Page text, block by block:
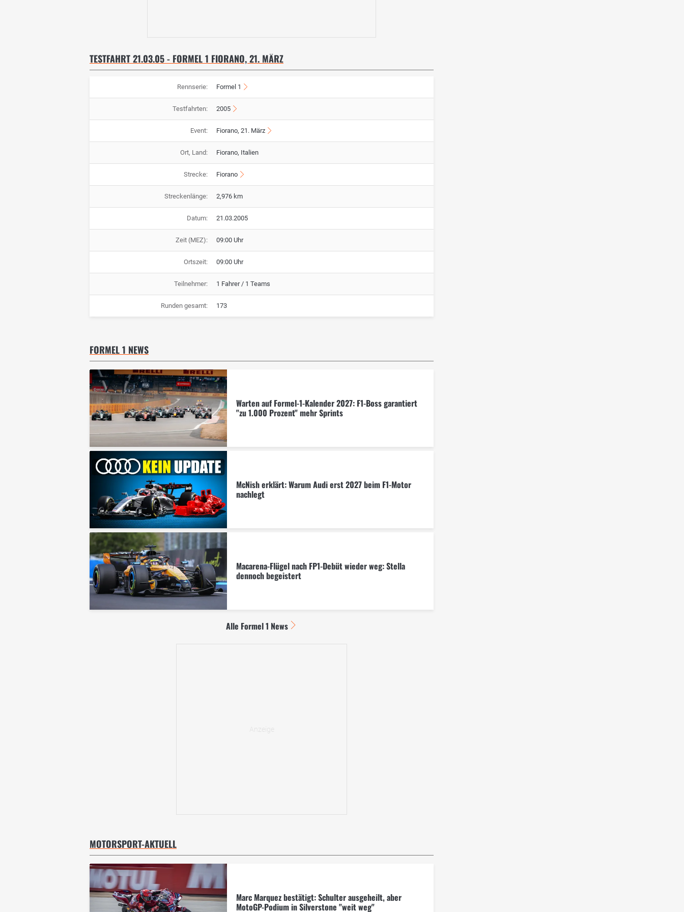
TESTFAHRT 21.03.05 - FORMEL 1 FIORANO, 21. MÄRZ
Rennserie: Formel 1
Testfahrten: 2005
Event: Fiorano, 21. März
Ort, Land: Fiorano, Italien
Strecke: Fiorano
Streckenlänge: 2,976 km
Datum: 21.03.2005
Zeit (MEZ): 09:00 Uhr
Ortszeit: 09:00 Uhr
Teilnehmer: 1 Fahrer / 1 Teams
Runden gesamt: 173
FORMEL 1 NEWS
Warten auf Formel-1-Kalender 2027: F1-Boss garantiert
"zu 1.000 Prozent" mehr Sprints
McNish erklärt: Warum Audi erst 2027 beim F1-Motor
nachlegt
Macarena-Flügel nach FP1-Debüt wieder weg: Stella
dennoch begeistert
Alle Formel 1 News
MOTORSPORT-AKTUELL
Marc Marquez bestätigt: Schulter ausgeheilt, aber
MotoGP-Podium in Silverstone "weit weg"